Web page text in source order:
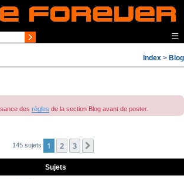
☰
Index > Blog
des règles de la section Blog avant de poster.
145 sujets 1 2 3
Sujets